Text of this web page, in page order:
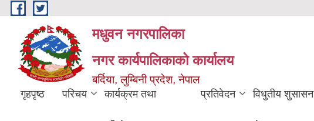
Skip to main content
मधुवन नगरपालिका
नगर कार्यपालिकाको कार्यालय
बर्दिया, लुम्बिनी प्रदेश, नेपाल
गृहपृष्ठ परिचय कार्यक्रम तथा प्रतिवेदन विधुतीय शुसासन